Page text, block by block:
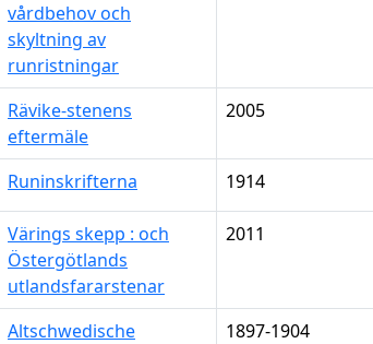
vårdbehov och
skyltning av
runristningar
Rävike-stenens
eftermäle
2005
Runinskrifterna 1914
Värings skepp : och
Östergötlands
utlandsfararstenar
2011
Altschwedische
1897-1904